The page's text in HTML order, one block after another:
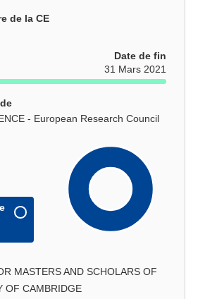
de la CE
Date de fin
31 Mars 2021
- European Research Council
MASTERS AND SCHOLARS OF
OF CAMBRIDGE